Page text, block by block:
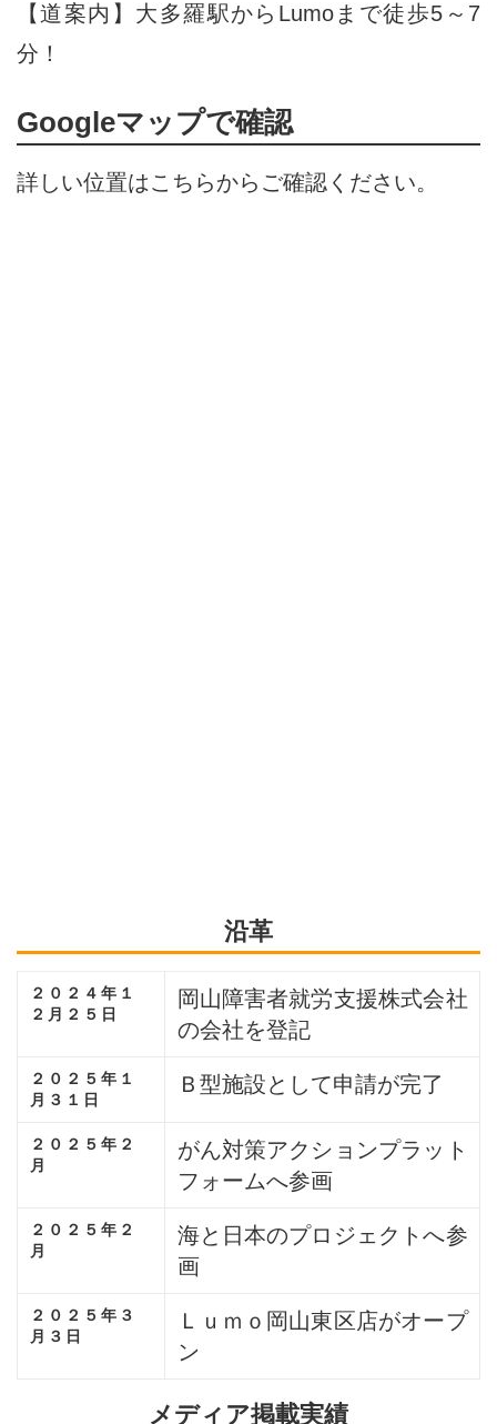
【道案内】大多羅駅からLumoまで徒歩5～7
分！
Googleマップで確認
詳しい位置はこちらからご確認ください。
沿革
２０２４年１
２月２５日
岡山障害者就労支援株式会社
の会社を登記
２０２５年１
月３１日
Ｂ型施設として申請が完了
２０２５年２
月
がん対策アクションプラット
フォームへ参画
２０２５年２
月
海と日本のプロジェクトへ参
画
２０２５年３
月３日
Ｌｕｍｏ岡山東区店がオープ
ン
メディア掲載実績